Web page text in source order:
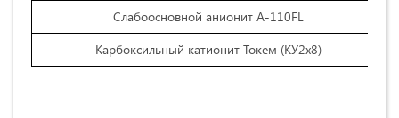
Слабоосновной анионит А-110FL
Карбоксильный катионит Токем (КУ2х8)